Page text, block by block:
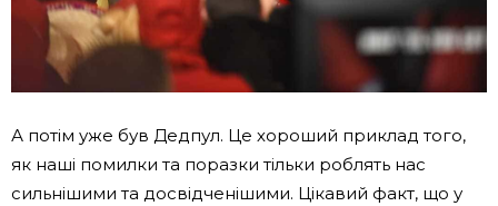
А потім уже був Дедпул. Це хороший приклад того,
як наші помилки та поразки тільки роблять нас
сильнішими та досвідченішими. Цікавий факт, що у